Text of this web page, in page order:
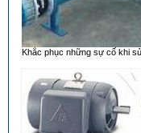
Khắc phục những sự cố khi